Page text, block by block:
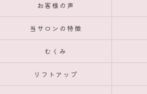
お客様の声
当サロンの特徴
むくみ
リフトアップ